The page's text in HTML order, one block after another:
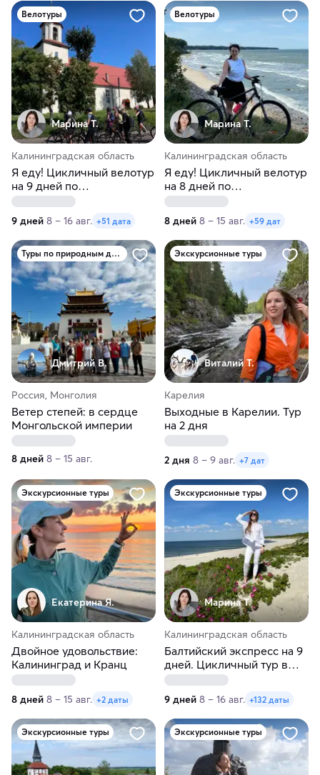
Велотуры
Марина Т.
Калининградская область
Я еду! Цикличный велотур
на 9 дней по
Калининградской области
9 дней 8 – 16 авг. +51 дата
Велотуры
Марина Т.
Калининградская область
Я еду! Цикличный велотур
на 8 дней по
Калининградской области
8 дней 8 – 15 авг. +59 дат
Туры по природным достопримечательностям
Дмитрий В.
Россия, Монголия
Ветер степей: в сердце
Монгольской империи
8 дней 8 – 15 авг.
Экскурсионные туры
Виталий Т.
Карелия
Выходные в Карелии. Тур
на 2 дня
2 дня 8 – 9 авг. +7 дат
Экскурсионные туры
Екатерина Я.
Калининградская область
Двойное удовольствие:
Калининград и Кранц
8 дней 8 – 15 авг. +2 даты
Экскурсионные туры
Марина Т.
Калининградская область
Балтийский экспресс на 9
дней. Цикличный тур в
Калининград
9 дней 8 – 16 авг. +132 даты
Экскурсионные туры Экскурсионные туры